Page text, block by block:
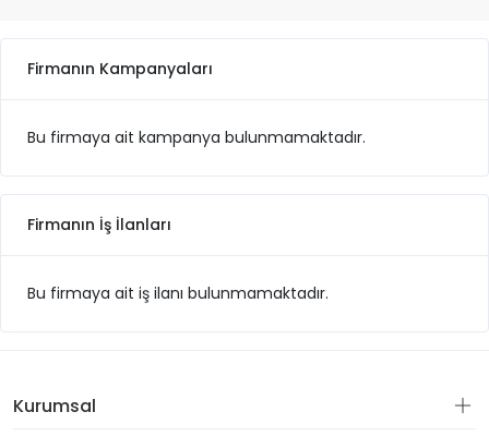
Firmanın Kampanyaları
Bu firmaya ait kampanya bulunmamaktadır.
Firmanın İş İlanları
Bu firmaya ait iş ilanı bulunmamaktadır.
Kurumsal